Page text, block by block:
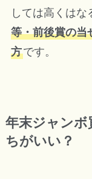
しては高くはな
等・前後賞の当
方です。
年末ジャンボ
ちがいい？